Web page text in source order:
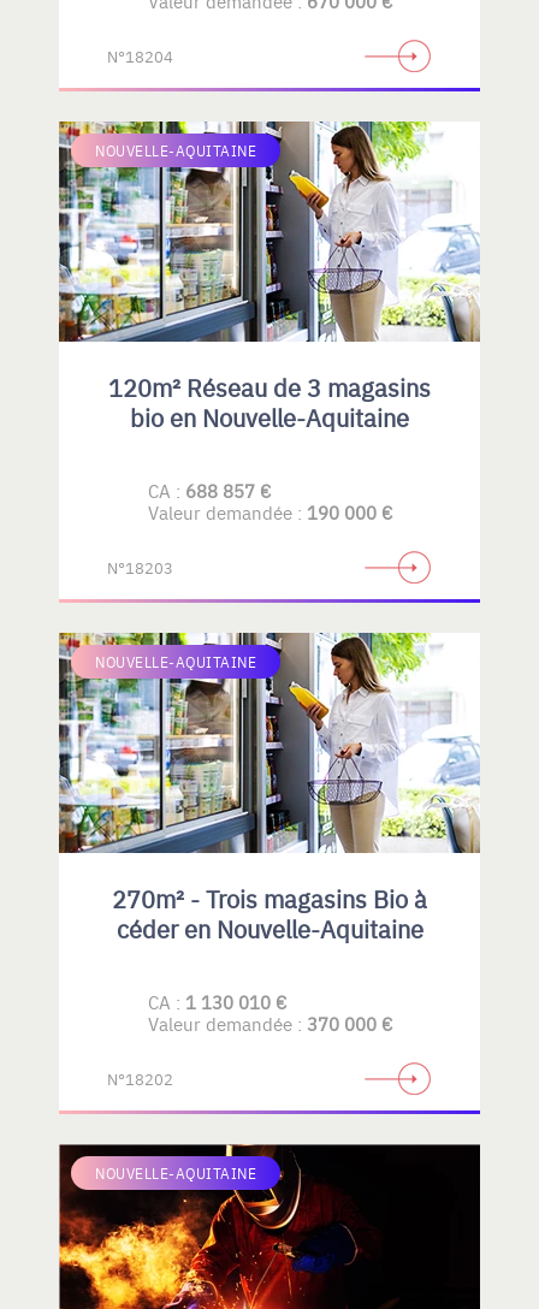
N°18204
NOUVELLE-AQUITAINE
120m² Réseau de 3 magasins
bio en Nouvelle-Aquitaine
CA : 688 857 €
Valeur demandée : 190 000 €
N°18203
NOUVELLE-AQUITAINE
270m² - Trois magasins Bio à
céder en Nouvelle-Aquitaine
CA : 1 130 010 €
Valeur demandée : 370 000 €
N°18202
NOUVELLE-AQUITAINE